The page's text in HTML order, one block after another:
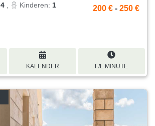
4 Kinderen: 1
200 € - 250 €
KALENDER F/L MINUTE